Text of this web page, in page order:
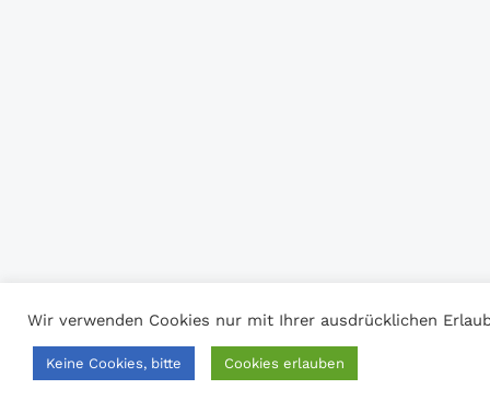
Wir verwenden Cookies nur mit Ihrer ausdrücklichen
Keine Cookies, bitte Cookies erlauben